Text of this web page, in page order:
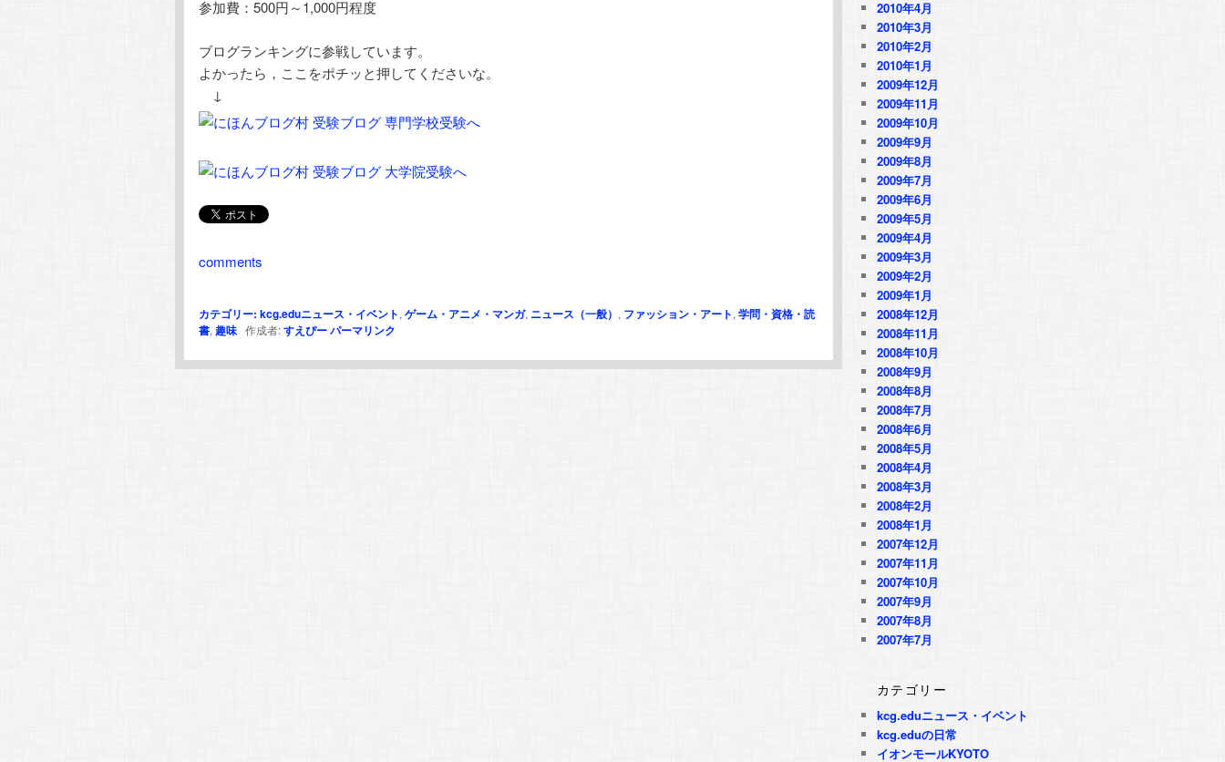
参加費：500円～1,000円程度
ブログランキングに参戦しています。
よかったら，ここをポチッと押してくださいな。
↓
comments
カテゴリー: kcg.eduニュース・イベント, ゲーム・アニメ・マンガ, ニュース（一般） , ファッション・アート, 学問・資格・読
書, 趣味 作成者:すえぴーパーマリンク
2010年4月
2010年3月
2010年2月
2010年1月
2009年12月
2009年11月
2009年10月
2009年9月
2009年8月
2009年7月
2009年6月
2009年5月
2009年4月
2009年3月
2009年2月
2009年1月
2008年12月
2008年11月
2008年10月
2008年9月
2008年8月
2008年7月
2008年6月
2008年5月
2008年4月
2008年3月
2008年2月
2008年1月
2007年12月
2007年11月
2007年10月
2007年9月
2007年8月
2007年7月
カテゴリー
kcg.eduニュース・イベント
kcg.eduの日常
イオンモールKYOTO